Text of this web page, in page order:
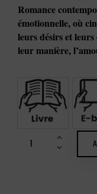
Romance
émotionnelle, où
leurs désirs et
leur manière,
Livre